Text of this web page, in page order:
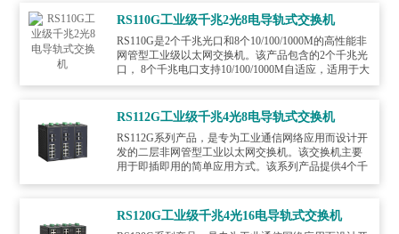
RS110G工业级千兆2光8电导轨式交换机
RS110G是2个千兆光口和8个10/100/1000M的高性能非
网管型工业级以太网交换机。该产品包含的2个千兆光
口， 8个千兆电口支持10/100/1000M自适应，适用于大
带宽需求的应用环境。本产品具有电源
RS112G工业级千兆4光8电导轨式交换机
RS112G系列产品，是专为工业通信网络应用而设计开
发的二层非网管型工业以太网交换机。该交换机主要
用于即插即用的简单应用方式。该系列产品提供4个千
RS120G工业级千兆4光16电导轨式交换机